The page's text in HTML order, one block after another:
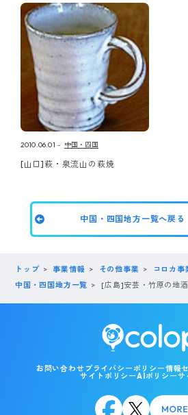
2010.06.01 中国・四国
[山口]萩・泉流山の萩焼
中国・四国地方一覧へ戻る
トップ 事業情報 その他事業 コロカ事
中国・四国地方一覧
[広島]安芸・竹原の地
お問い合わせ プライバシーポリシー情報
サイトポリシーAIポリシーサ